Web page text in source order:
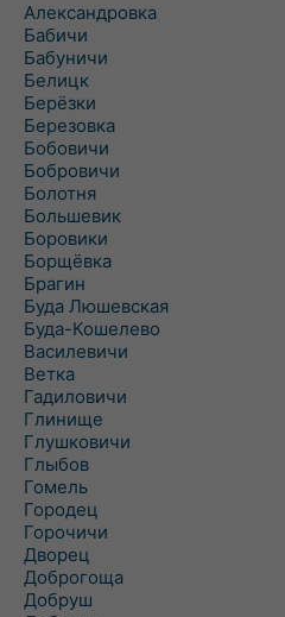
Александровка
Бабичи
Бабуничи
Белицк
Берёзки
Березовка
Бобовичи
Бобровичи
Болотня
Большевик
Боровики
Борщёвка
Брагин
Буда Люшевская
Буда-Кошелево
Василевичи
Ветка
Гадиловичи
Глинище
Глушковичи
Глыбов
Гомель
Городец
Горочичи
Дворец
Доброгоща
Добруш